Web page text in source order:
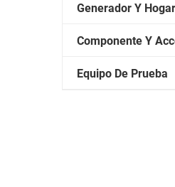
Generador Y
Componente Y
Equipo De Prueba